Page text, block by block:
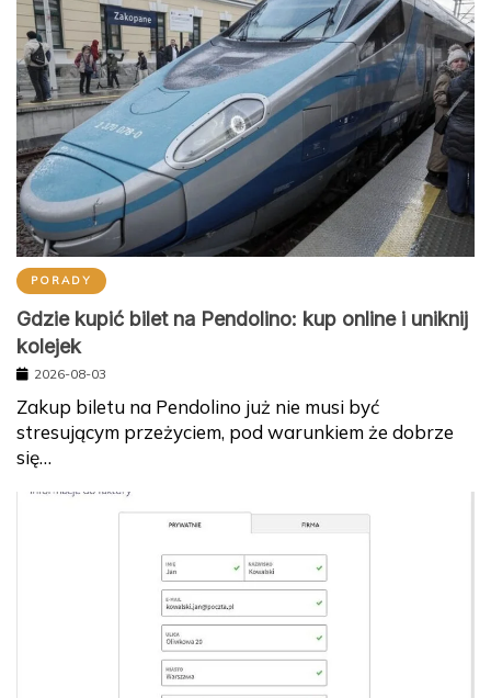
PORADY
Gdzie kupić bilet na Pendolino: kup online i uniknij
kolejek
2026-08-03
Zakup biletu na Pendolino już nie musi być
stresującym przeżyciem, pod warunkiem że dobrze
się…